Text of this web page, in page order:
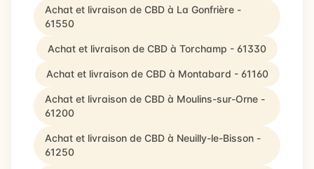
Achat et livraison de CBD à La Gonfrière -
61550
Achat et livraison de CBD à Torchamp - 61330
Achat et livraison de CBD à Montabard - 61160
Achat et livraison de CBD à Moulins-sur-Orne -
61200
Achat et livraison de CBD à Neuilly-le-Bisson -
61250